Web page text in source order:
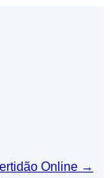
Online →